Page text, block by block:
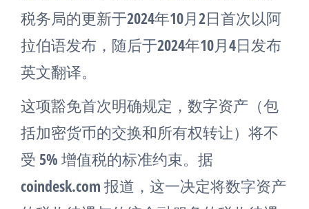
税务局的更新于2024年10月2日首次以阿
拉伯语发布，随后于2024年10月4日发布
英文翻译。
这项豁免首次明确规定，数字资产（包
括加密货币的交换和所有权转让）将不
受 5% 增值税的标准约束。据
coindesk.com 报道，这一决定将数字资产